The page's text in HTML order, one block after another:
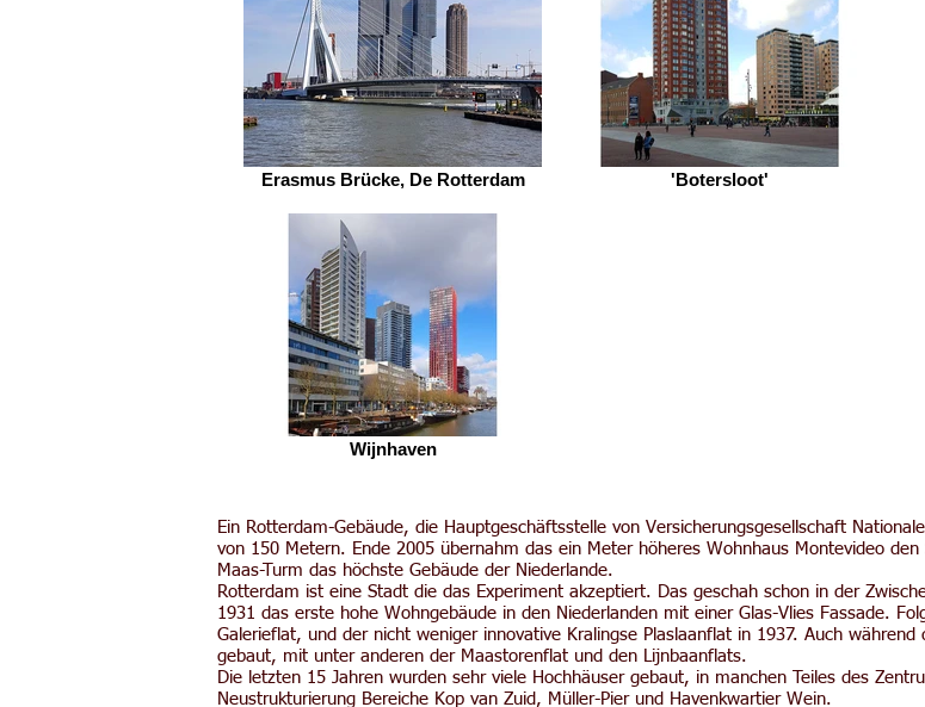
Erasmus Brücke, De Rotterdam 'Botersloot'
Wijnhaven
Ein Rotterdam-Gebäude, die Hauptgeschäftsstelle von Versicherungsgesellschaft
von 150 Metern. Ende 2005 übernahm das ein Meter höheres Wohnhaus Montevideo
Maas-Turm das höchste Gebäude der Niederlande.
Rotterdam ist eine Stadt die das Experiment akzeptiert. Das geschah schon in der
1931 das erste hohe Wohngebäude in den Niederlanden mit einer Glas-Vlies Fassade.
Galerieflat, und der nicht weniger innovative Kralingse Plaslaanflat in 1937. Auch
gebaut, mit unter anderen der Maastorenflat und den Lijnbaanflats.
Die letzten 15 Jahren wurden sehr viele Hochhäuser gebaut, in manchen Teiles des
Neustrukturierung Bereiche Kop van Zuid, Müller-Pier und Havenkwartier Wein.